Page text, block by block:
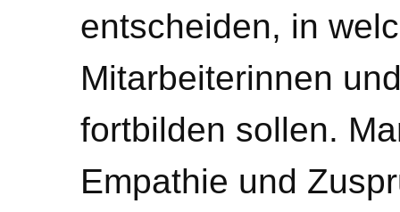
entscheiden, in
Mitarbeiterinnen
fortbilden sollen.
Empathie und